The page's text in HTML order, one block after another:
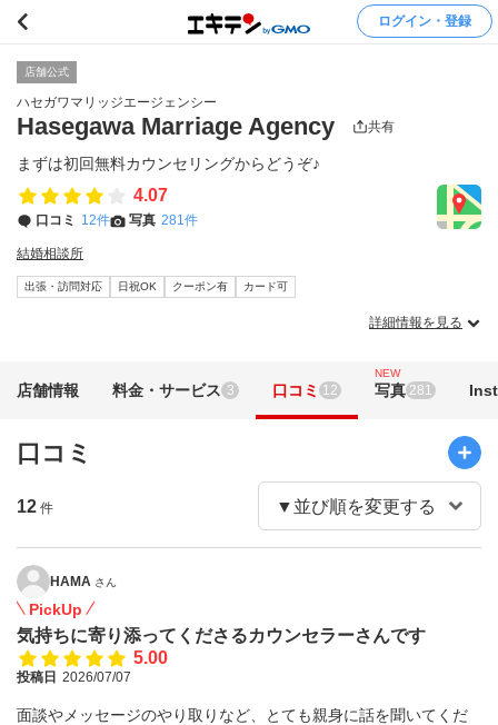
ログイン・登録
店舗公式
ハセガワマリッジエージェンシー
Hasegawa Marriage Agency 共有
まずは初回無料カウンセリングからどうぞ♪
4.07
口コミ 12件 写真 281件
結婚相談所
出張・訪問対応 日祝OK クーポン有 カード可
詳細情報を見る
店舗情報 料金・サービス 3 口コミ 12
NEW
写真 281
口コミ
12 件
HAMA さん
PickUp
気持ちに寄り添ってくださるカウンセラーさんです
5.00
投稿日 2026/07/07
面談やメッセージのやり取りなど、とても親身に話を聞いてくだ